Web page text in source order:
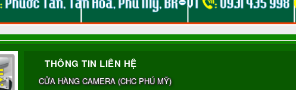
THÔNG TIN LIÊN HỆ
CỬA HÀNG CAMERA(CHC PHÚ MỸ)